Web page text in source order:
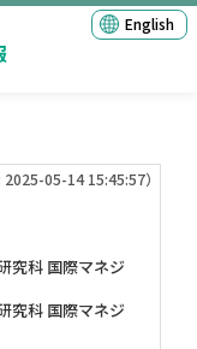
English
2025-05-14 15:45:57）
究科 国際マネジ
究科 国際マネジ